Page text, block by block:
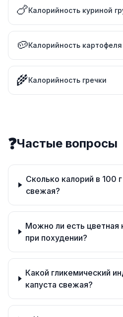
🍗Калорийность куриной
🥔Калорийность картофеля
🌾Калорийность гречки
❓Частые вопросы
Сколько калорий в 100
свежая?
Можно ли есть цветная
при похудении?
Какой гликемический
капуста свежая?